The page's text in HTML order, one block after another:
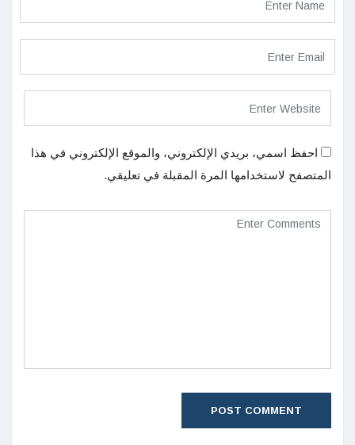
احفظ اسمي، بريدي الإلكتروني، والموقع الإلكتروني في هذا
المتصفح لاستخدامها المرة المقبلة في تعليقي.